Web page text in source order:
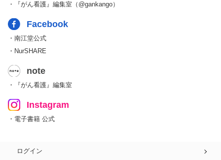
・『がん看護』編集室（@gankango）
Facebook
・南江堂公式
・NurSHARE
note
・『がん看護』編集室
Instagram
・電子書籍 公式
ログイン